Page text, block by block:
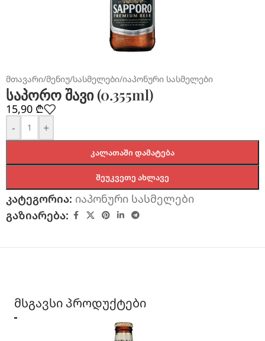
მთავარი/მენიუ/სასმელები/იაპონური სასმელები
საპორო შავი (0.355ml)
15,90 ₾
-
+
ᲙᲐᲚᲐᲗᲐᲨᲘ ᲓᲐᲛᲐᲢᲔᲑᲐ
ᲨᲔᲣᲙᲕᲔᲗᲔ ᲐᲮᲚᲐᲕᲔ
კატეგორია: იაპონური სასმელები
გაზიარება:
მსგავსი პროდუქტები